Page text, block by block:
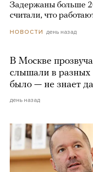
Задержаны больше
считали, что
НОВОСТИ день назад
В Москве
слышали в разных
было — не знает
день назад